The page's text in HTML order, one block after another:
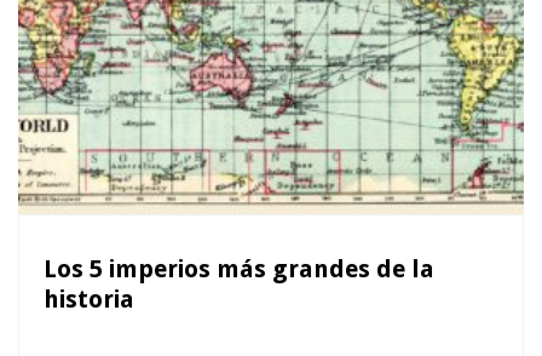
Los 5 imperios más grandes de la
historia